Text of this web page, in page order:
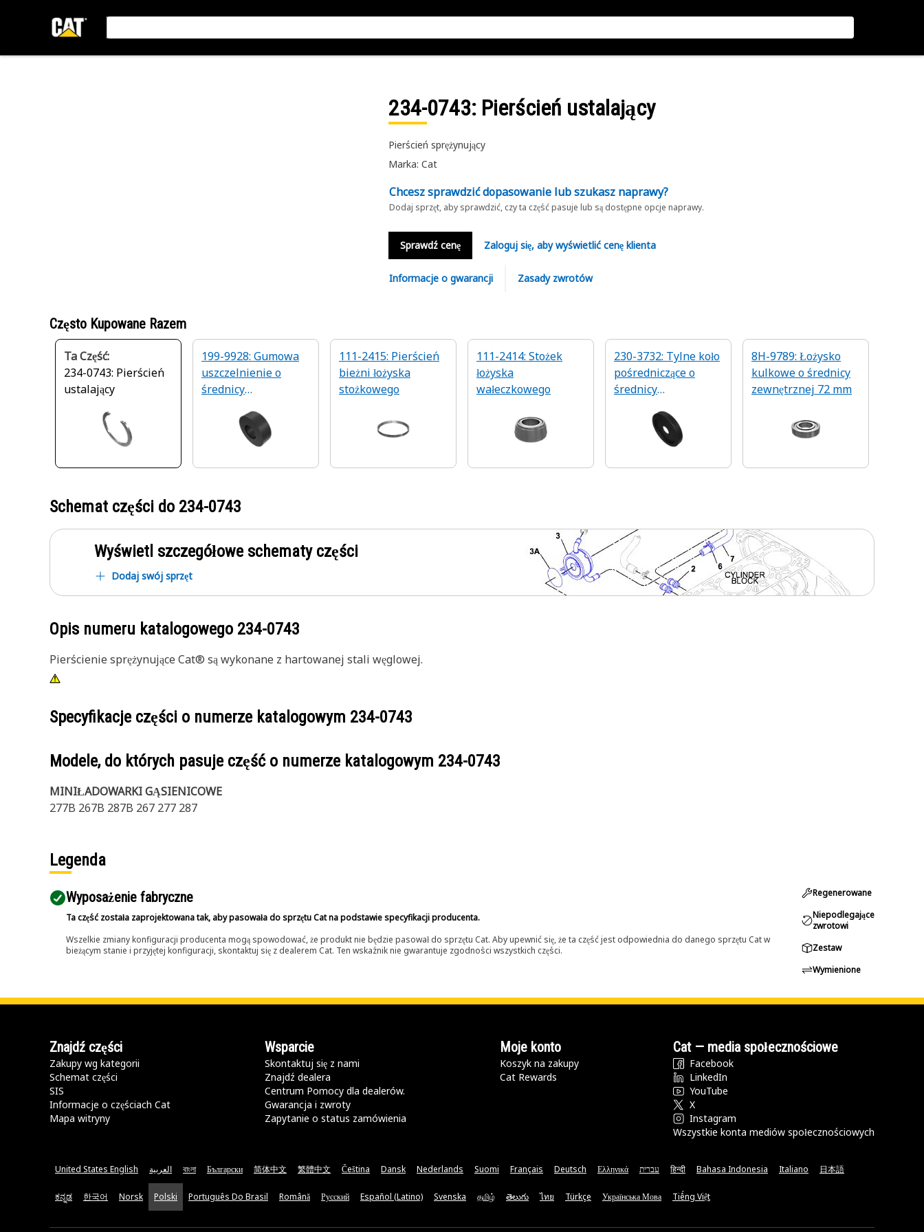
234-0743: Pierścień ustalający
Pierścień sprężynujący
Marka: Cat
Chcesz sprawdzić dopasowanie lub szukasz naprawy?
Dodaj sprzęt, aby sprawdzić, czy ta część pasuje lub są dostępne opcje naprawy.
Sprawdź cenę Zaloguj się, aby wyświetlić cenę klienta
Informacje o gwarancji Zasady zwrotów
Często Kupowane Razem
Ta Część:
234-0743: Pierścień
ustalający
199-9928: Gumowa
uszczelnienie o
średnicy
111-2415: Pierścień
bieżni łożyska
stożkowego
111-2414: Stożek
łożyska
wałeczkowego
230-3732: Tylne koło
pośredniczące o
średnicy
8H-9789: Łożysko
kulkowe o średnicy
zewnętrznej 72 mm
Schemat części do 234-0743
Wyświetl szczegółowe schematy części
Dodaj swój sprzęt
Opis numeru katalogowego 234-0743
Pierścienie sprężynujące Cat® są wykonane z hartowanej stali węglowej.
Specyfikacje części o numerze katalogowym 234-0743
Modele, do których pasuje część o numerze katalogowym 234-0743
MINIŁADOWARKI GĄSIENICOWE
277B 267B 287B 267 277 287
Legenda
Wyposażenie fabryczne
Ta część została zaprojektowana tak, aby pasowała do sprzętu Cat na podstawie specyfikacji producenta.
Wszelkie zmiany konfiguracji producenta mogą spowodować, że produkt nie będzie pasował do sprzętu Cat. Aby upewnić się, że ta część jest odpowiednia do danego sprzętu Cat w
bieżącym stanie i przyjętej konfiguracji, skontaktuj się z dealerem Cat. Ten wskaźnik nie gwarantuje zgodności wszystkich części.
Regenerowane
Niepodlegające
zwrotowi
Zestaw
Wymienione
Znajdź części
Zakupy wg kategorii
Schemat części
SIS
Informacje o częściach Cat
Mapa witryny
Wsparcie
Skontaktuj się z nami
Znajdź dealera
Centrum Pomocy dla dealerów.
Gwarancja i zwroty
Zapytanie o status zamówienia
Moje konto
Koszyk na zakupy
Cat Rewards
Cat — media społecznościowe
Facebook
LinkedIn
YouTube
X
Instagram
Wszystkie konta mediów społecznościowych
United States English العربية বাংলা Български 简体中文 繁體中文 Čeština Dansk Nederlands Suomi Français Deutsch Ελληνικά עברית हिन्दी Bahasa Indonesia Italiano 日本語
ಕನ್ನಡ 한국어 Norsk Polski Português Do Brasil Română Русский Español (Latino) Svenska தமிழ் తెలుగు ไทย Türkçe Українська Мова Tiếng Việt